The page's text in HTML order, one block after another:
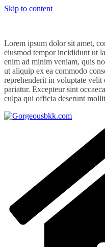
Skip to content
Lorem ipsum dolor sit amet,
eiusmod tempor incididunt ut
enim ad minim veniam, quis
ut aliquip ex ea commodo
reprehenderit in voluptate
pariatur. Excepteur sint
culpa qui officia deserunt